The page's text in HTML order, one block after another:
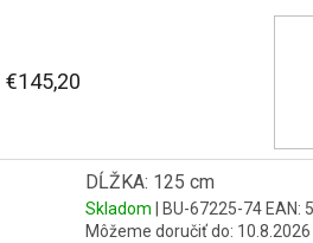
€145,20
DĹŽKA: 125 cm
Skladom | BU-67225-74EAN:
Môžeme doručiť do: 10.8.2026